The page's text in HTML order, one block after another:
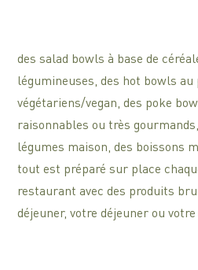
des salad bowls à base de
légumineuses, des hot bowls
végétariens/vegan, des poke
raisonnables ou très
légumes maison, des boissons
tout est préparé sur place
restaurant avec des produits
déjeuner, votre déjeuner ou